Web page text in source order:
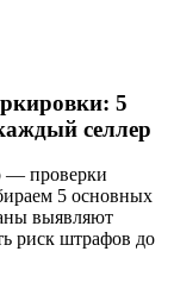
5
селлер
— проверки
5 основных
выявляют
риск штрафов до